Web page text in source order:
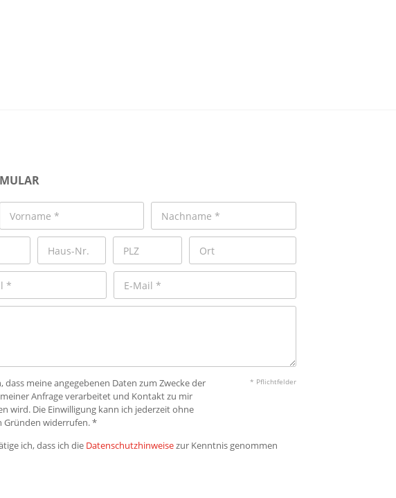
dass meine angegebenen Daten zum Zwecke der
Anfrage verarbeitet und Kontakt zu mir
wird. Die Einwilligung kann ich jederzeit ohne
Gründen widerrufen. *
* Pflichtfelder
ich, dass ich die Datenschutzhinweisezur Kenntnis genommen